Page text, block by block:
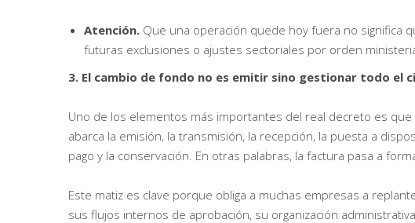
Atención. Que una operación quede hoy fuera no significa
futuras exclusiones o ajustes sectoriales por orden
3. El cambio de fondo no es emitir sino gestionar todo el
Uno de los elementos más importantes del real decreto es
abarca la emisión, la transmisión, la recepción, la puesta a
pago y la conservación. En otras palabras, la factura pasa a
Este matiz es clave porque obliga a muchas empresas a
sus flujos internos de aprobación, su organización